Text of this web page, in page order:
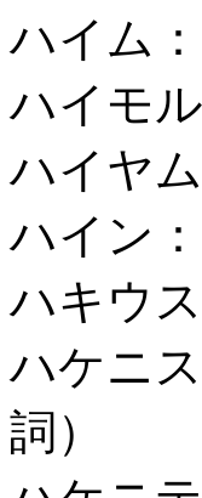
ハイム：
ハイモ
ハイヤ
ハイン：
ハキウス
ハケニス
詞）